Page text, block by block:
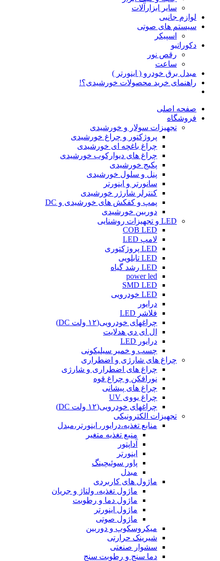
سایر ابزارآلات
لوازم جانبی
سیستم های صوتی
اسپیکر
دکوراتیو
رقص نور
ساعت
مبدل برق خودرو ( اینورتر )
راهنمای خرید محصولات خورشیدی؟!
صفحه اصلی
فروشگاه
تجهیزات سولار و خورشیدی
پروژکتور و چراغ خورشیدی
چراغ باغچه ای خورشیدی
چراغ های دیوارکوب خورشیدی
پکیج خورشیدی
پنل و سلول خورشیدی
سانورتر و اینورتر
کنترلر شارژر خورشیدی
پمپ و کفکش های خورشیدی و DC
دوربین خورشیدی
LED و تجهیزات روشنایی
COB LED
لامپ LED
LED پروژکتوری
LED تابلویی
LED رشد گیاه
power led
SMD LED
LED خودرویی
درایور
فلاشر LED
چراغهای خودرویی(۱۲ ولت DC)
ال ای دی هدلایت
درایور LED
چسب و خمیر سیلیکونی
چراغ های شارژی و اضطراری
چراغ های اضطراری و شارژی
نورافکن و چراغ قوه
چراغ های پیشانی
چراغ یووی UV
چراغهای خودرویی(۱۲ ولت DC)
تجهیزات الکترونیکی
منابع تغذیه،درایور، اینورتر،مبدل
منبع تغذیه متغیر
آداپتور
اینورتر
پاور سوئیچینگ
مبدل
ماژول های کاربردی
ماژول تغذیه، ولتاژ و جریان
ماژول دما و رطوبت
ماژول اینورتر
ماژول صوتی
میکروسکوپ و دوربین
شیرینک حرارتی
سشوار صنعتی
دما سنج و رطوبت سنج